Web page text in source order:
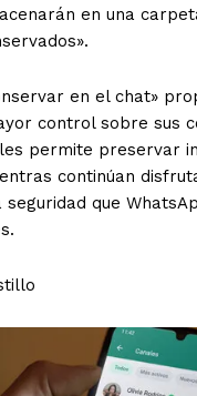
El Suplemento
en una
en el chat»
control sobre sus
permite preservar
continúan
seguridad que